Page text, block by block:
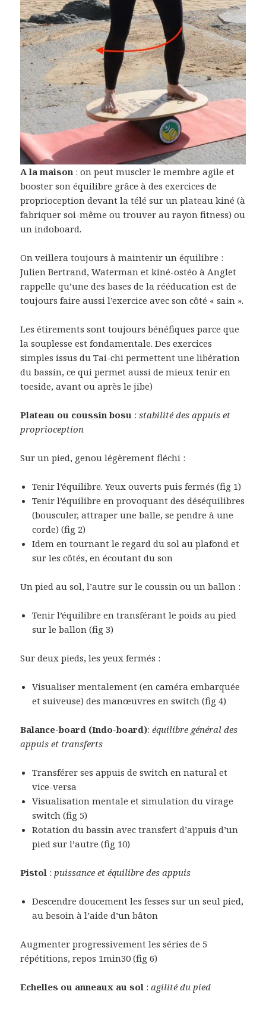
A la maison : on peut muscler le membre agile et
booster son équilibre grâce à des exercices de
proprioception devant la télé sur un plateau kiné (à
fabriquer soi-même ou trouver au rayon fitness) ou
un indoboard.
On veillera toujours à maintenir un équilibre :
Julien Bertrand, Waterman et kiné-ostéo à Anglet
rappelle qu’une des bases de la rééducation est de
toujours faire aussi l’exercice avec son côté « sain ».
Les étirements sont toujours bénéfiques parce que
la souplesse est fondamentale. Des exercices
simples issus du Tai-chi permettent une libération
du bassin, ce qui permet aussi de mieux tenir en
toeside, avant ou après le jibe)
Plateau ou coussin bosu :stabilité des appuis et
proprioception
Sur un pied, genou légèrement fléchi :
Tenir l’équilibre. Yeux ouverts puis fermés (fig 1)
Tenir l’équilibre en provoquant des déséquilibres
(bousculer, attraper une balle, se pendre à une
corde) (fig 2)
Idem en tournant le regard du sol au plafond et
sur les côtés, en écoutant du son
Un pied au sol, l’autre sur le coussin ou un ballon :
Tenir l’équilibre en transférant le poids au pied
sur le ballon (fig 3)
Sur deux pieds, les yeux fermés :
Visualiser mentalement (en caméra embarquée
et suiveuse) des manœuvres en switch (fig 4)
Balance-board (Indo-board):équilibre général des
appuis et transferts
Transférer ses appuis de switch en natural et
vice-versa
Visualisation mentale et simulation du virage
switch (fig 5)
Rotation du bassin avec transfert d’appuis d’un
pied sur l’autre (fig 10)
Pistol : puissance et équilibre des appuis
Descendre doucement les fesses sur un seul pied,
au besoin à l’aide d’un bâton
Augmenter progressivement les séries de 5
répétitions, repos 1min30 (fig 6)
Echelles ou anneaux au sol :agilité du pied